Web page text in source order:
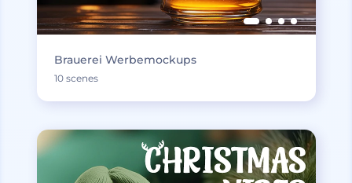
Brauerei Werbemockups
10 scenes